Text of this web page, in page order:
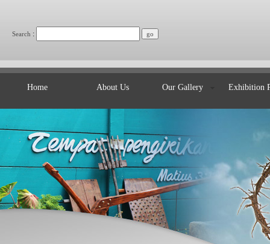
Search :
Home About Us Our Gallery Exhibition